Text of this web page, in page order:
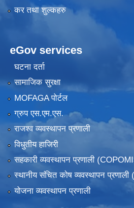
कर तथा शुल्कहरु
eGov services
घटना दर्ता
सामाजिक सुरक्षा
MOFAGA पोर्टल
ग्रुप एस.एम.एस.
राजश्व व्यवस्थापन प्रणाली
विधुतीय हाजिरी
सहकारी व्यवस्थापन प्रणाली
स्थानीय संचित कोष व्यवस्थापन
योजना व्यवस्थापन प्रणाली